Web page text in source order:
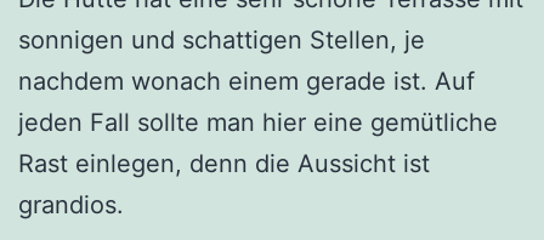
sonnigen und schattigen Stellen, je
nachdem wonach einem gerade ist. Auf
jeden Fall sollte man hier eine gemütliche
Rast einlegen, denn die Aussicht ist
grandios.